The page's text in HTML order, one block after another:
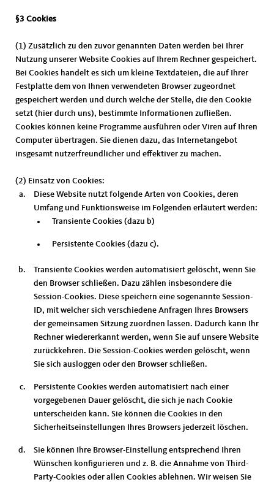
§3 Cookies
(1) Zusätzlich zu den zuvor genannten Daten werden bei Ihrer
Nutzung unserer Website Cookies auf Ihrem Rechner gespeichert.
Bei Cookies handelt es sich um kleine Textdateien, die auf Ihrer
Festplatte dem von Ihnen verwendeten Browser zugeordnet
gespeichert werden und durch welche der Stelle, die den Cookie
setzt (hier durch uns), bestimmte Informationen zufließen.
Cookies können keine Programme ausführen oder Viren auf Ihren
Computer übertragen. Sie dienen dazu, das Internetangebot
insgesamt nutzerfreundlicher und effektiver zu machen.
(2) Einsatz von Cookies:
Diese Website nutzt folgende Arten von Cookies, deren
Umfang und Funktionsweise im Folgenden erläutert werden:
Transiente Cookies (dazu b)
Persistente Cookies (dazu c).
Transiente Cookies werden automatisiert gelöscht, wenn Sie
den Browser schließen. Dazu zählen insbesondere die
Session-Cookies. Diese speichern eine sogenannte Session-
ID, mit welcher sich verschiedene Anfragen Ihres Browsers
der gemeinsamen Sitzung zuordnen lassen. Dadurch kann Ihr
Rechner wiedererkannt werden, wenn Sie auf unsere Website
zurückkehren. Die Session-Cookies werden gelöscht, wenn
Sie sich ausloggen oder den Browser schließen.
Persistente Cookies werden automatisiert nach einer
vorgegebenen Dauer gelöscht, die sich je nach Cookie
unterscheiden kann. Sie können die Cookies in den
Sicherheitseinstellungen Ihres Browsers jederzeit löschen.
Sie können Ihre Browser-Einstellung entsprechend Ihren
Wünschen konfigurieren und z. B. die Annahme von Third-
Party-Cookies oder allen Cookies ablehnen. Wir weisen Sie